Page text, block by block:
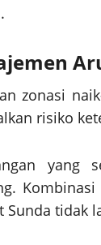
zonasi
risiko
yang
Sunda tidak